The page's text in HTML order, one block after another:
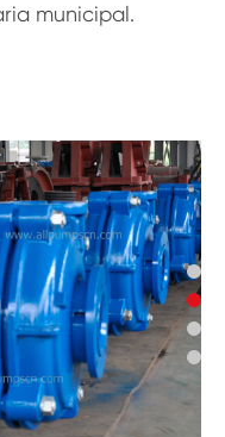
municipal.